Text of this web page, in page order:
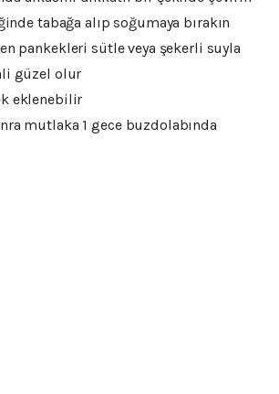
tabağa alıp soğumaya bırakın
pankekleri sütle veya şekerli suyla
güzel olur
eklenebilir
mutlaka 1 gece buzdolabında